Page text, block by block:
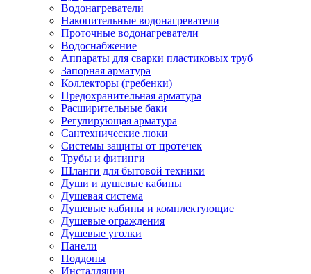
Водонагреватели
Накопительные водонагреватели
Проточные водонагреватели
Водоснабжение
Аппараты для сварки пластиковых труб
Запорная арматура
Коллекторы (гребенки)
Предохранительная арматура
Расширительные баки
Регулирующая арматура
Сантехнические люки
Системы защиты от протечек
Трубы и фитинги
Шланги для бытовой техники
Души и душевые кабины
Душевая система
Душевые кабины и комплектующие
Душевые ограждения
Душевые уголки
Панели
Поддоны
Инсталляции